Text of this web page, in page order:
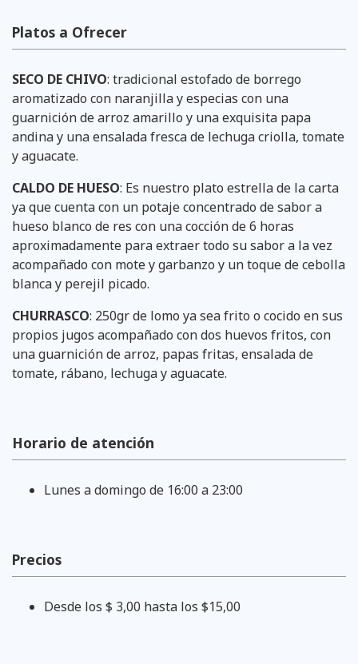
Platos a Ofrecer
SECO DE CHIVO: tradicional estofado de borrego
aromatizado con naranjilla y especias con una
guarnición de arroz amarillo y una exquisita papa
andina y una ensalada fresca de lechuga criolla, tomate
y aguacate.
CALDO DE HUESO: Es nuestro plato estrella de la carta
ya que cuenta con un potaje concentrado de sabor a
hueso blanco de res con una cocción de 6 horas
aproximadamente para extraer todo su sabor a la vez
acompañado con mote y garbanzo y un toque de cebolla
blanca y perejil picado.
CHURRASCO: 250gr de lomo ya sea frito o cocido en sus
propios jugos acompañado con dos huevos fritos, con
una guarnición de arroz, papas fritas, ensalada de
tomate, rábano, lechuga y aguacate.
Horario de atención
Lunes a domingo de 16:00 a 23:00
Precios
Desde los $ 3,00 hasta los $15,00